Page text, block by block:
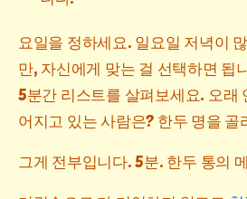
요일을 정하세요. 일요일 저녁이
만, 자신에게 맞는 걸 선택하면 됩
5분간 리스트를 살펴보세요. 오래
어지고 있는 사람은? 한두 명을 골
그게 전부입니다. 5분. 한두 통의